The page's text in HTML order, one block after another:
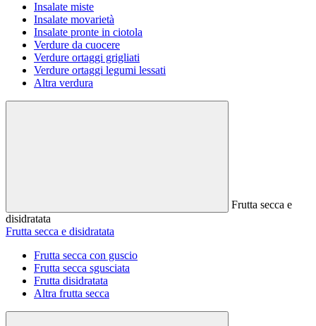
Insalate miste
Insalate movarietà
Insalate pronte in ciotola
Verdure da cuocere
Verdure ortaggi grigliati
Verdure ortaggi legumi lessati
Altra verdura
Frutta secca e
disidratata
Frutta secca e disidratata
Frutta secca con guscio
Frutta secca sgusciata
Frutta disidratata
Altra frutta secca